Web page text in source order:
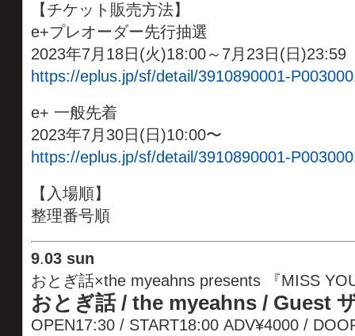
【チケット販売方法】
e+プレオーダー先行抽選
2023年7月18日(火)18:00～7月23日(日)23:59
https://eplus.jp/sf/detail/3910890001-
e+ 一般先着
2023年7月30日(日)10:00〜
https://eplus.jp/sf/detail/3910890001-
【入場順】
整理番号順
9.03 sun
おとぎ話×the myeahns presents 『MISS
おとぎ話 / the myeahns / Guest
OPEN17:30 / START18:00 ADV¥4000 /